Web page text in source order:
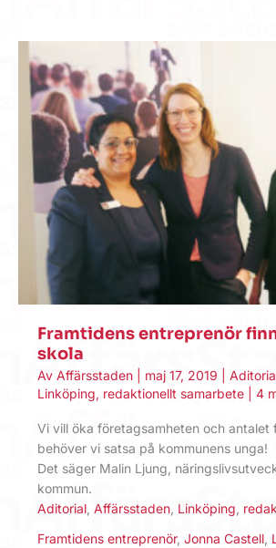
Framtidens entreprenör
skola
Av Affärsstaden maj 17, 2019
Linköping, redaktionellt samarbete 4
Vi vill öka företagsamheten och antalet
behöver vi satsa på kommunens unga!
Det säger Malin Ljung,
kommun.
Aditorial Affärsstaden Linköping
Framtidens entreprenör, Jonna Castell